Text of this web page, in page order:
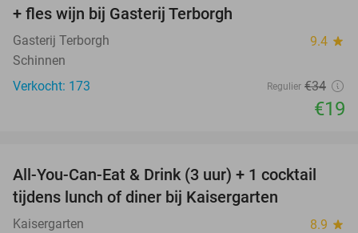
+ fles wijn bij Gasterij Terborgh
Gasterij Terborgh 9.4 star
Schinnen
Verkocht: 173
Regulier €34
€19
33%
All-You-Can-Eat & Drink (3 uur) + 1 cocktail
tijdens lunch of diner bij Kaisergarten
Kaisergarten 8.9 star